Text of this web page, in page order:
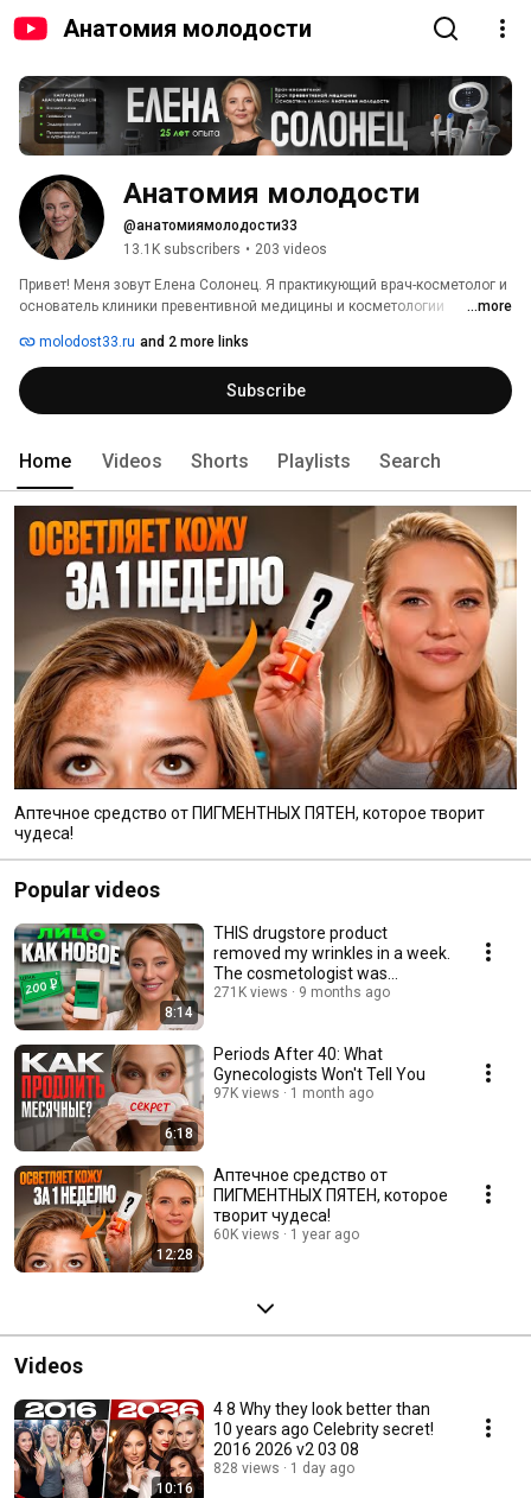
Анатомия молодости
Анатомия молодости
@анатомиямолодости33
13.1K subscribers • 203 videos
Привет! Меня зовут Елена Солонец. Я практикующий врач-косметолог и
основатель клиники превентивной медицины и косметологии
проверенные, высокоэффективные аппараты: BBL Hero, Lumecca,
ULTRAFORMER MPT, Fotona, Morpheus 8 и СО2-лазер.
...more
molodost33.ru and 2 more links
Subscribe
Home Videos Shorts Playlists Search
Аптечное средство от ПИГМЕНТНЫХ ПЯТЕН, которое творит
чудеса!
Popular videos
8:14
THIS drugstore product
removed my wrinkles in a week.
The cosmetologist was
SHOCKED!
271K views 9 months ago
6:18
Periods After 40: What
Gynecologists Won't Tell You
97K views 1 month ago
12:28
Аптечное средство от
ПИГМЕНТНЫХ ПЯТЕН, которое
творит чудеса!
60K views 1 year ago
Videos
10:16
4 8 Why they look better than
10 years ago Celebrity secret!
2016 2026 v2 03 08
828 views 1 day ago